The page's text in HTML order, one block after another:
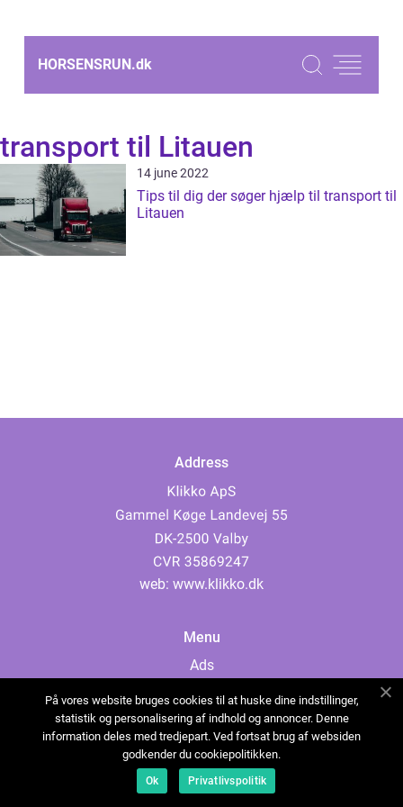
HORSENSRUN.dk
transport til Litauen
14 june 2022
Tips til dig der søger hjælp til transport til
Litauen
Address
web: www.klikko.dk
Menu
Ads
Cookies
Contact
Sitemap
På vores website bruges cookies til at huske dine indstillinger,
statistik og personalisering af indhold og annoncer. Denne
information deles med tredjepart. Ved fortsat brug af websiden
godkender du cookiepolitikken.
Ok Privatlivspolitik